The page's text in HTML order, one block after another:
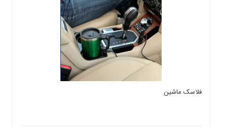
فلاسک ماشین